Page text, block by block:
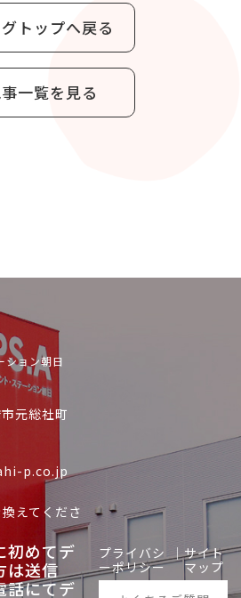
トップへ戻る
一覧を見る
ション朝日
元総社町
p.co.jp
えてくださ
初めてデ
は送信
話にてデ
プライバシ
ーポリシー
｜サイト
マップ